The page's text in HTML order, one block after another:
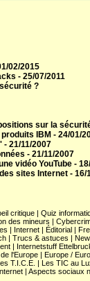
02/2015
- 25/07/2011
?
sur la
IBM - 24/01/
- 21/11/2007
- 21/11/2007
vidéo YouTube -
sites Internet - 16/
critique | Quiz
des mineurs |
| Internet | Éditorial |
| Trucs & astuces |
| Internetstuff
l'Europe | Europe /
T.I.C.E. | Les TIC au
| Aspects sociaux